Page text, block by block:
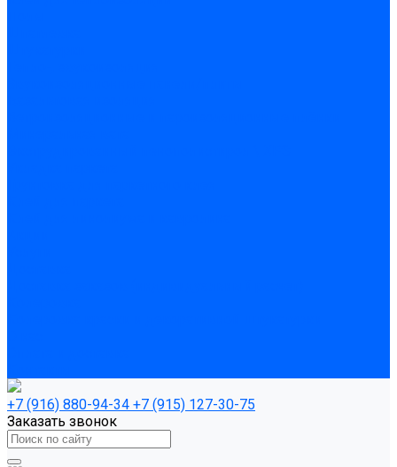
+7 (916) 880-94-34 +7 (915) 127-30-75
Заказать звонок